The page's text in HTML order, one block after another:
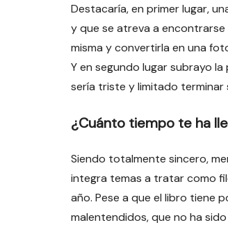
Destacaría, en primer lugar,
y que se atreva a
misma y convertirla en una
Y en segundo lugar subrayo
sería triste y limitado terminar
¿Cuánto tiempo te ha
Siendo totalmente sincero,
integra temas a tratar como
año. Pese a que el libro tiene
malentendidos, que no ha